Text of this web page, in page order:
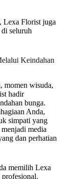
Lexa Florist juga
seluruh
Keindahan
momen wisuda,
hadir
bunga.
Anda,
simpati yang
media
dan perhatian
memilih Lexa
profesional.